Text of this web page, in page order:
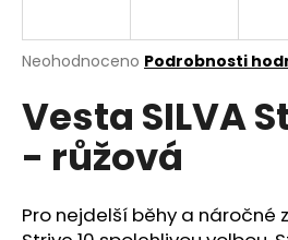
Průměrné
produktu
je
z
hvězdiček.
Neohodnoceno Podrobnosti
Vesta SILVA
- růžová
Pro nejdelší běhy a náročné
j
t
?